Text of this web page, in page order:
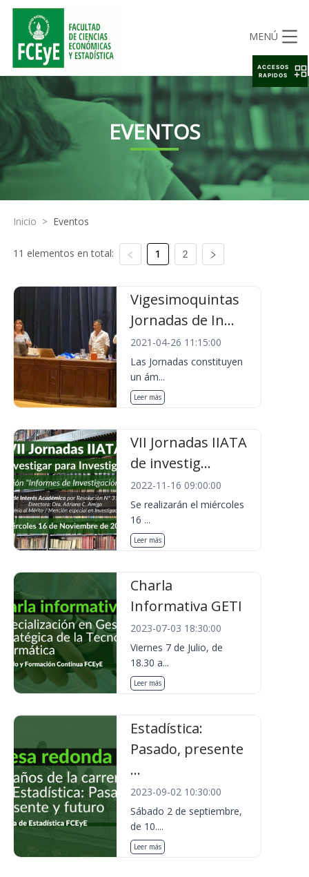
MENÚ
EVENTOS
Inicio > Eventos
11 elementos en total: 1 2
Vigesimoquintas
Jornadas de In...
2021-04-26 11:15:00
Las Jornadas constituyen
un ám...
Leer más
VII Jornadas IIATA
de investig...
2022-11-16 09:00:00
Se realizarán el miércoles
16 ...
Leer más
Charla
Informativa GETI
2023-07-03 18:30:00
Viernes 7 de Julio, de
18.30 a...
Leer más
Estadística:
Pasado, presente
...
2023-09-02 10:30:00
Sábado 2 de septiembre,
de 10....
Leer más
ACCESOS
RAPIDOS